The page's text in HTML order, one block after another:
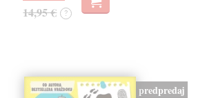
14,95 € ?
predpredaj